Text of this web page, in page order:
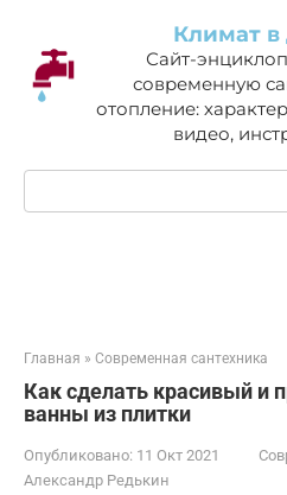
контенту
Климат
Сайт-
современную
отопление:
видео,
Поиск:
Главная » Современная сантехника
Как сделать красивый и
ванны из плитки
Опубликовано: 11 Окт 2021
Александр Редькин